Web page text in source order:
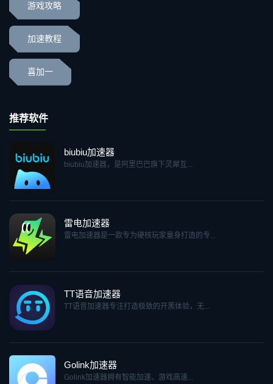
游戏攻略
加速教程
喜加一
推荐软件
biubiu加速器
biubiu加速器，是阿里巴巴旗下灵犀互...
雷电加速器
雷电加速器是一款专为硬核玩家量身打造的专...
TT语音加速器
TT语音加速器专注打造极致的开黑体验，无...
Golink加速器
Golink加速器拥有智能加速、游戏高速...